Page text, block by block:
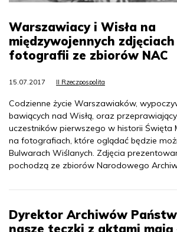
Warszawiacy i Wisła na
międzywojennych
fotografii ze zbiorów NAC
15.07.2017 II Rzeczpospolita
Codzienne życie Warszawiaków,
bawiących nad Wisłą, oraz
uczestników pierwszego w historii Święta
na fotografiach, które oglądać będzie
Bulwarach Wiślanych. Zdjęcia
pochodzą ze zbiorów Narodowego
Dyrektor Archiwów
nasze teczki z aktami mają